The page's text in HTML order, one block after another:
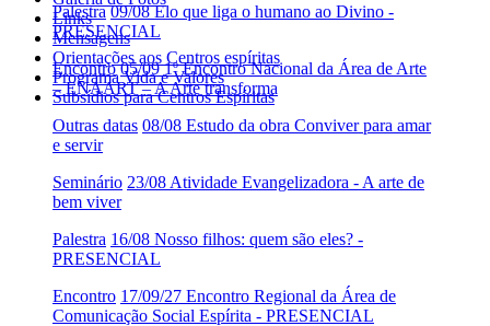
Links
Mensagens
Orientações aos Centros espíritas
Programa Vida e Valores
Subsídios para Centros Espíritas
Palestra 09/08 Elo que liga o humano ao Divino -
PRESENCIAL
Encontro 05/09 1º Encontro Nacional da Área de Arte
– ENAART – A Arte transforma
Outras datas 08/08 Estudo da obra Conviver para amar
e servir
Seminário 23/08 Atividade Evangelizadora - A arte de
bem viver
Palestra 16/08 Nosso filhos: quem são eles? -
PRESENCIAL
Encontro 17/09/27 Encontro Regional da Área de
Comunicação Social Espírita - PRESENCIAL